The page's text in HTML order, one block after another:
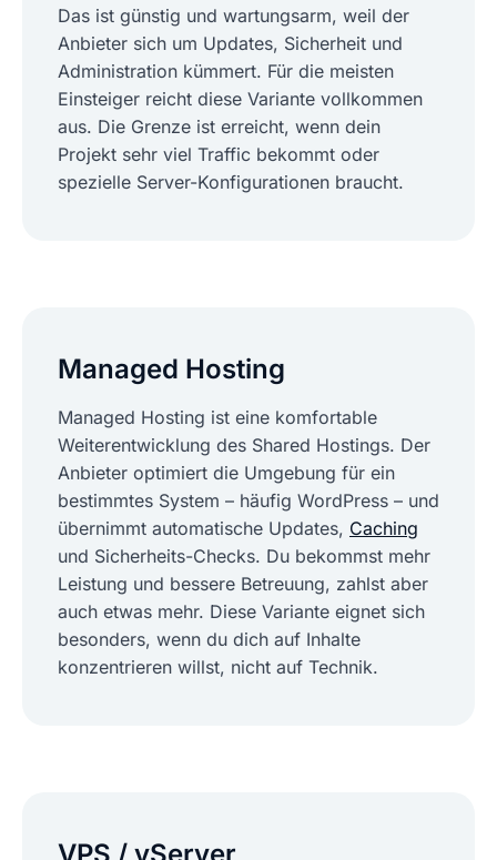
Das ist günstig und wartungsarm, weil der
Anbieter sich um Updates, Sicherheit und
Administration kümmert. Für die meisten
Einsteiger reicht diese Variante vollkommen
aus. Die Grenze ist erreicht, wenn dein
Projekt sehr viel Traffic bekommt oder
spezielle Server-Konfigurationen braucht.
Managed Hosting
Managed Hosting ist eine komfortable
Weiterentwicklung des Shared Hostings. Der
Anbieter optimiert die Umgebung für ein
bestimmtes System – häufig WordPress – und
übernimmt automatische Updates, Caching
und Sicherheits-Checks. Du bekommst mehr
Leistung und bessere Betreuung, zahlst aber
auch etwas mehr. Diese Variante eignet sich
besonders, wenn du dich auf Inhalte
konzentrieren willst, nicht auf Technik.